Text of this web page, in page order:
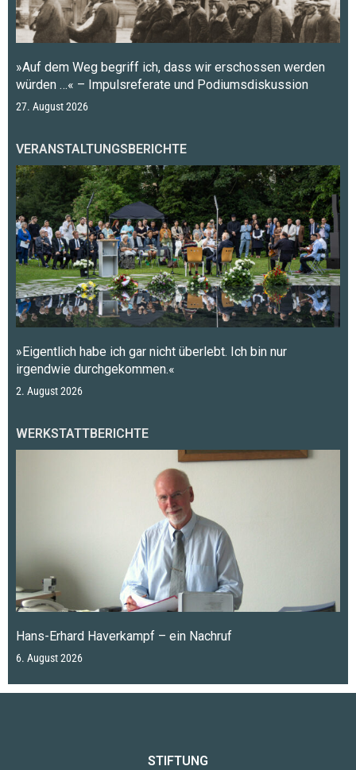
»Auf dem Weg begriff ich, dass wir erschossen werden
würden …« – Impulsreferate und Podiumsdiskussion
27. August 2026
VERANSTALTUNGSBERICHTE
»Eigentlich habe ich gar nicht überlebt. Ich bin nur
irgendwie durchgekommen.«
2. August 2026
WERKSTATTBERICHTE
Hans-Erhard Haverkampf – ein Nachruf
6. August 2026
STIFTUNG